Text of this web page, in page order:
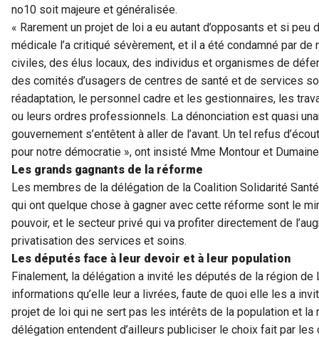
no10 soit majeure et généralisée.
« Rarement un projet de loi a eu autant d’opposants et si
médicale l’a critiqué sévèrement, et il a été condamné par
civiles, des élus locaux, des individus et organismes de
des comités d’usagers de centres de santé et de services
réadaptation, le personnel cadre et les gestionnaires, les
ou leurs ordres professionnels. La dénonciation est quasi
gouvernement s’entêtent à aller de l’avant. Un tel refus
pour notre démocratie », ont insisté Mme Montour et
Les grands gagnants de la réforme
Les membres de la délégation de la Coalition Solidarité
qui ont quelque chose à gagner avec cette réforme sont le
pouvoir, et le secteur privé qui va profiter directement de
privatisation des services et soins.
Les députés face à leur devoir et à leur population
Finalement, la délégation a invité les députés de la région
informations qu’elle leur a livrées, faute de quoi elle les a
projet de loi qui ne sert pas les intérêts de la population et la
délégation entendent d’ailleurs publiciser le choix fait par